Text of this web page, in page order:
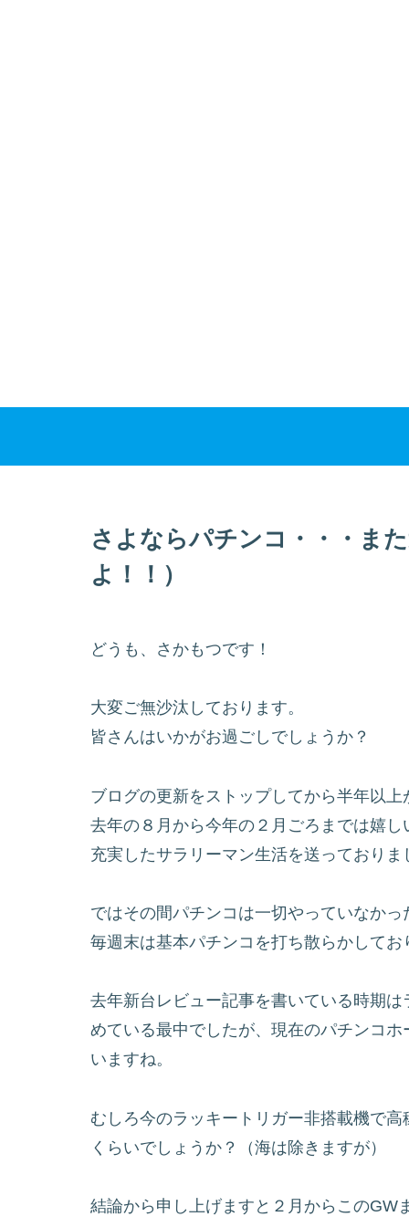
さよならパチンコ・・・ま
よ！！）
どうも、さかもつです！
大変ご無沙汰しております。
皆さんはいかがお過ごしでしょうか？
ブログの更新をストップしてから半年以
去年の８月から今年の２月ごろまでは嬉
充実したサラリーマン生活を送っておりま
ではその間パチンコは一切やっていなか
毎週末は基本パチンコを打ち散らかしてお
去年新台レビュー記事を書いている時期
めている最中でしたが、現在のパチンコ
いますね。
むしろ今のラッキートリガー非搭載機で
くらいでしょうか？（海は除きますが）
結論から申し上げますと２月からこのGW